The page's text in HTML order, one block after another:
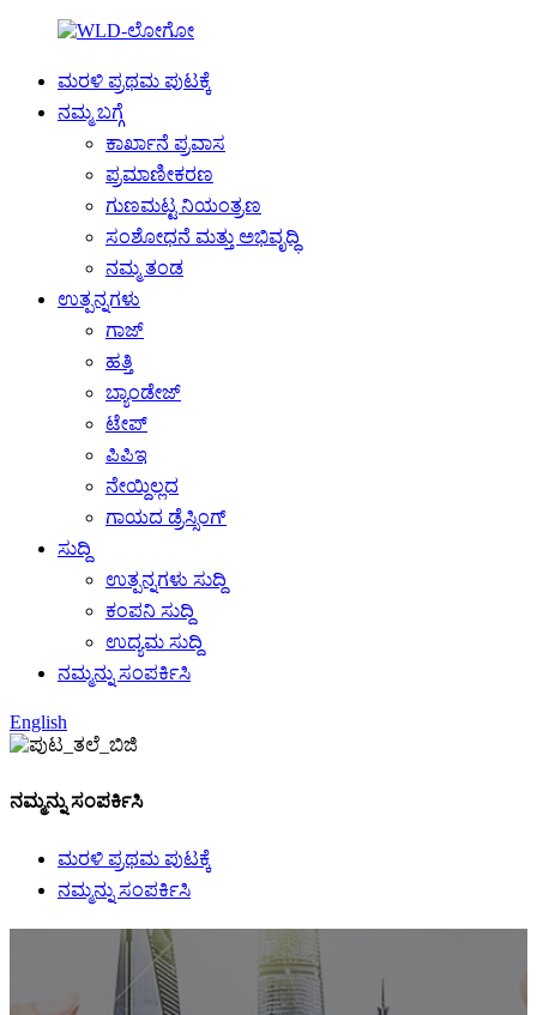
ಮರಳಿ ಪ್ರಥಮ ಪುಟಕ್ಕೆ
ನಮ್ಮ ಬಗ್ಗೆ
ಕಾರ್ಖಾನೆ ಪ್ರವಾಸ
ಪ್ರಮಾಣೀಕರಣ
ಗುಣಮಟ್ಟ ನಿಯಂತ್ರಣ
ಸಂಶೋಧನೆ ಮತ್ತು ಅಭಿವೃದ್ಧಿ
ನಮ್ಮ ತಂಡ
ಉತ್ಪನ್ನಗಳು
ಗಾಜ್
ಹತ್ತಿ
ಬ್ಯಾಂಡೇಜ್
ಟೇಪ್
ಪಿಪಿಇ
ನೇಯ್ದಿಲ್ಲದ
ಗಾಯದ ಡ್ರೆಸ್ಸಿಂಗ್
ಸುದ್ದಿ
ಉತ್ಪನ್ನಗಳು ಸುದ್ದಿ
ಕಂಪನಿ ಸುದ್ದಿ
ಉದ್ಯಮ ಸುದ್ದಿ
ನಮ್ಮನ್ನು ಸಂಪರ್ಕಿಸಿ
English
ನಮ್ಮನ್ನು ಸಂಪರ್ಕಿಸಿ
ಮರಳಿ ಪ್ರಥಮ ಪುಟಕ್ಕೆ
ನಮ್ಮನ್ನು ಸಂಪರ್ಕಿಸಿ